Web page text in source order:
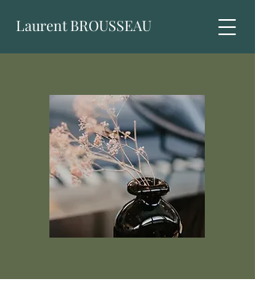
Laurent BROUSSEAU